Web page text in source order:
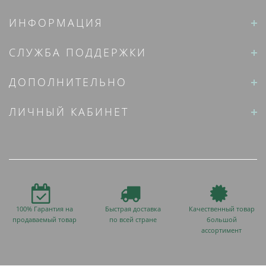
ИНФОРМАЦИЯ
СЛУЖБА ПОДДЕРЖКИ
ДОПОЛНИТЕЛЬНО
ЛИЧНЫЙ КАБИНЕТ
100% Гарантия на
продаваемый товар
Быстрая доставка
по всей стране
Качественный товар
большой
ассортимент